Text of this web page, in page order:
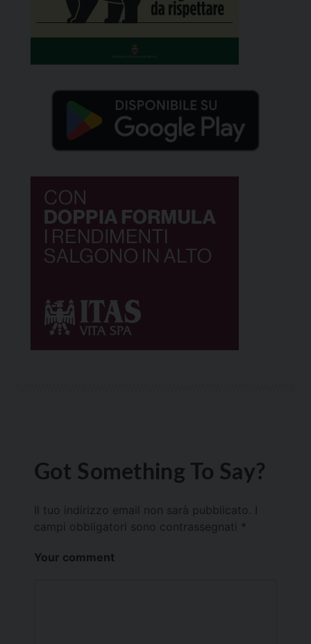
Got Something To Say?
Il tuo indirizzo email non sarà pubblicato.
campi obbligatori sono contrassegnati *
Your comment